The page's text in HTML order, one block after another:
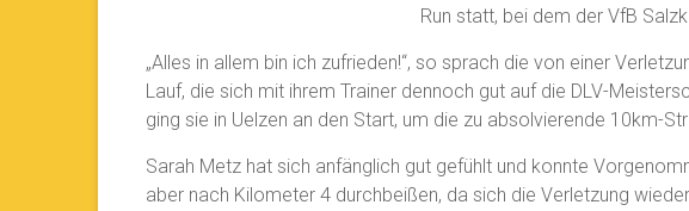
Run statt, bei dem der VfB
„Alles in allem bin ich zufrieden!“, so sprach die von einer
Lauf, die sich mit ihrem Trainer dennoch gut auf die DLV-
ging sie in Uelzen an den Start, um die zu absolvierende 10km-
Sarah Metz hat sich anfänglich gut gefühlt und konnte
aber nach Kilometer 4 durchbeißen, da sich die Verletzung